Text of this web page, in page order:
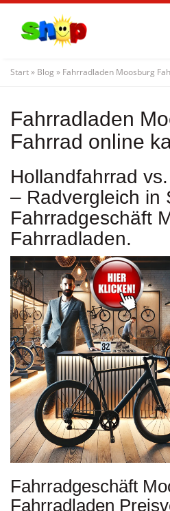
content
Start» Blog » Fahrradladen Moosburg
Fahrradladen
Fahrrad online
Hollandfahrrad
– Radvergleich in
Fahrradgeschäft
Fahrradladen.
Fahrradgeschäft
Fahrradladen